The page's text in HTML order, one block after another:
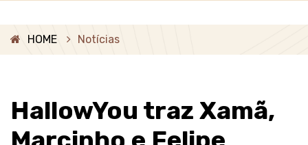
HOME Notícias
HallowYou traz Xamã,